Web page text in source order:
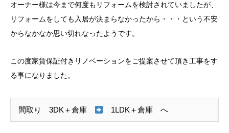
オーナー様は今まで何度もリフォームを検討されていましたが、
リフォームをしても入居が決まらなかったから・・・という不安
からなかなか思い切れなったようです。
この度家賃保証付きリノベーションをご提案させて頂き工事をす
る事になりました。
間取り 3DK＋倉庫 1LDK＋倉庫 へ